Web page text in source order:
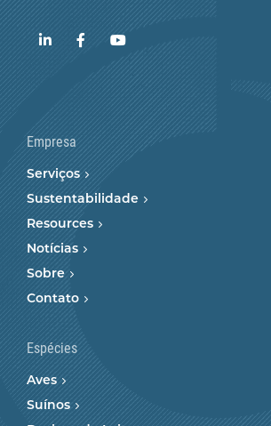
LinkedInFacebookYouTube
Empresa
Serviços
Sustentabilidade
Resources
Notícias
Sobre
Contato
Espécies
Aves
Suínos